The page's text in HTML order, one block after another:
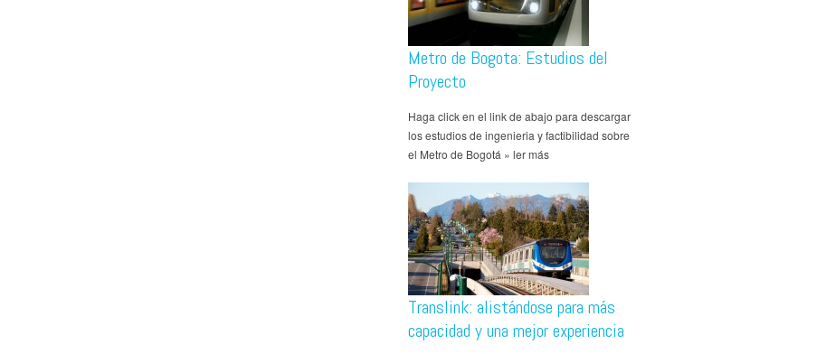
Metro de Bogota: Estudios del
Proyecto
Haga click en el link de abajo para descargar
los estudios de ingenieria y factibilidad sobre
el Metro de Bogotá » ler más
Translink: alistándose para más
capacidad y una mejor experiencia